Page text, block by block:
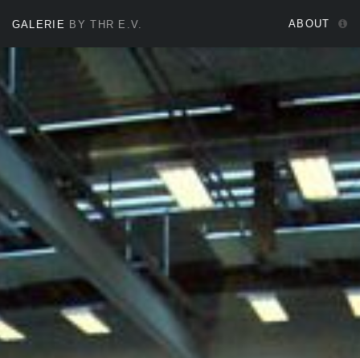
GALERIE BY THR E.V. ABOUT